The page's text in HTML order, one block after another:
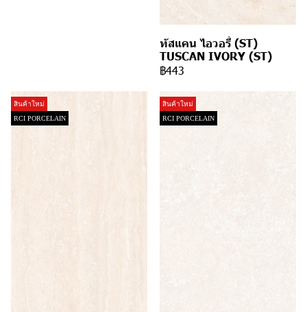
ทัสแคน ไอวอรี่ (ST)
TUSCAN IVORY (ST)
฿443
สินค้าใหม่
RCI PORCELAIN
สินค้าใหม่
RCI PORCELAIN